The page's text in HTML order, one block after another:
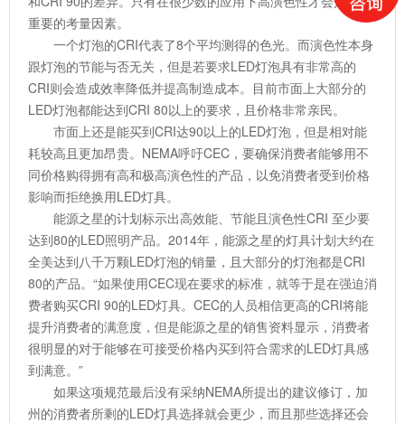
重要的考量因素。
一个灯泡的CRI代表了8个平均测得的色光。而演色性本身
跟灯泡的节能与否无关，但是若要求LED灯泡具有非常高的
CRI则会造成效率降低并提高制造成本。目前市面上大部分的
LED灯泡都能达到CRI 80以上的要求，且价格非常亲民。
市面上还是能买到CRI达90以上的LED灯泡，但是相对能
耗较高且更加昂贵。NEMA呼吁CEC，要确保消费者能够用不
同价格购得拥有高和极高演色性的产品，以免消费者受到价格
影响而拒绝换用LED灯具。
能源之星的计划标示出高效能、节能且演色性CRI 至少要
达到80的LED照明产品。2014年，能源之星的灯具计划大约在
全美达到八千万颗LED灯泡的销量，且大部分的灯泡都是CRI
80的产品。“如果使用CEC现在要求的标准，就等于是在强迫消
费者购买CRI 90的LED灯具。CEC的人员相信更高的CRI将能
提升消费者的满意度，但是能源之星的销售资料显示，消费者
很明显的对于能够在可接受价格内买到符合需求的LED灯具感
到满意。”
如果这项规范最后没有采纳NEMA所提出的建议修订，加
州的消费者所剩的LED灯具选择就会更少，而且那些选择还会